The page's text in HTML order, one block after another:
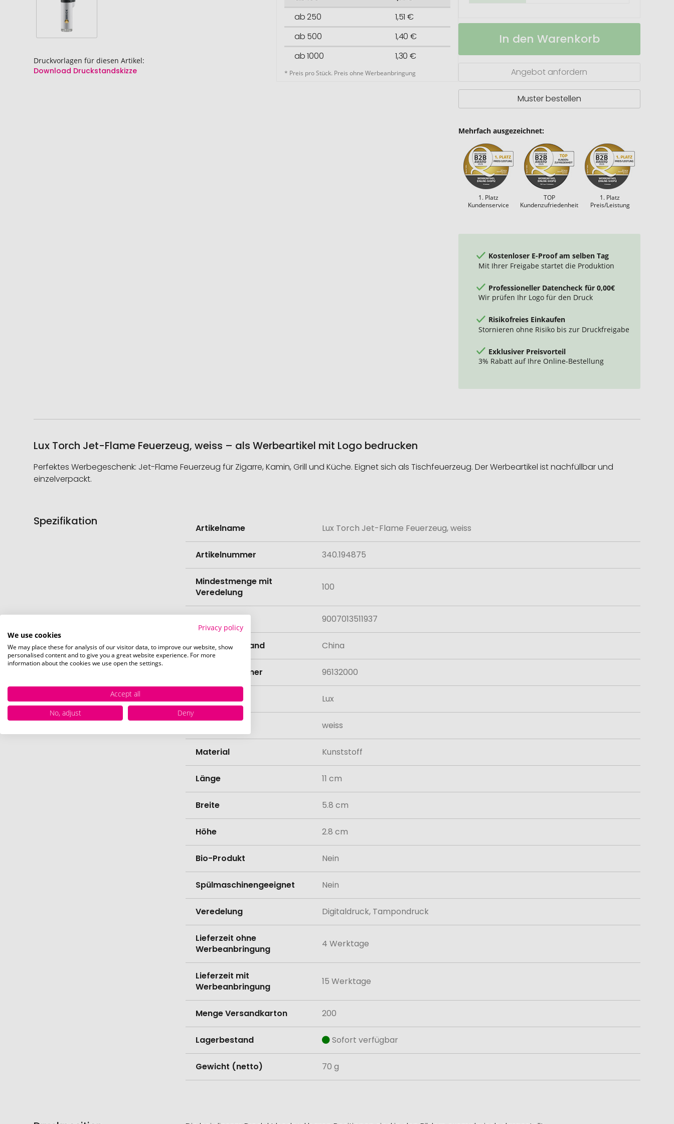
Druckvorlagen für diesen Artikel:
Download Druckstandskizze
ab 250
1,51 €
ab 500
1,40 €
ab 1000
1,30 €
* Preis pro Stück. Preis ohne Werbeanbringung
Lux
Flame
Auf
In den Warenkorb
Angebot anfordern
Muster bestellen
Mehrfach ausgezeichnet:
1. Platz
Kundenservice
TOP
Kundenzufriedenheit
1. Platz
Preis/Leistung
Kostenloser E-Proof am selben Tag
Mit Ihrer Freigabe startet die Produktion
Professioneller Datencheck für 0,00€
Wir prüfen Ihr Logo für den Druck
Risikofreies Einkaufen
Stornieren ohne Risiko bis zur Druckfreigabe
Exklusiver Preisvorteil
3% Rabatt auf Ihre Online-Bestellung
Lux Torch Jet-Flame Feuerzeug, weiss – als Werbeartikel mit Logo bedrucken
Perfektes Werbegeschenk: Jet-Flame Feuerzeug für Zigarre, Kamin, Grill und Küche. Eignet sich als Tischfeuerzeug. Der Werbeartikel ist nachfüllbar und
einzelverpackt.
Spezifikation
Informationen
Artikelname Lux Torch Jet-Flame Feuerzeug, weiss
Artikelnummer 340.194875
Mindestmenge mit
Veredelung
100
9007013511937
Herstellungsland China
Zolltarifnummer 96132000
Marke Lux
weiss
Material Kunststoff
Länge 11 cm
Breite 5.8 cm
Höhe 2.8 cm
Bio-Produkt Nein
Spülmaschinengeeignet Nein
Veredelung Digitaldruck, Tampondruck
Lieferzeit ohne
Werbeanbringung
4 Werktage
Lieferzeit mit
Werbeanbringung
15 Werktage
Menge Versandkarton 200
Lagerbestand Sofort verfügbar
Gewicht (netto) 70 g
Privacy policy
We use cookies
We may place these for analysis of our visitor data, to improve our website, show
personalised content and to give you a great website experience. For more
information about the cookies we use open the settings.
Accept all
No, adjust
Deny